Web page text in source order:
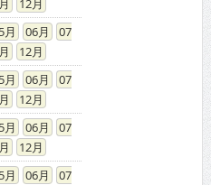
12
06
07
12
06
07
12
06
07
12
06
07